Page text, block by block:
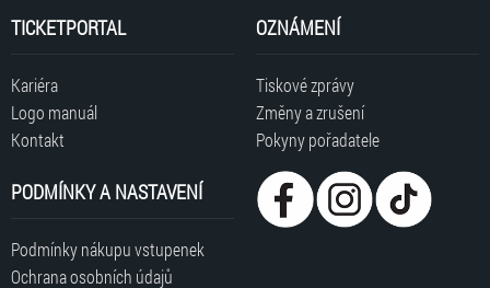
TICKETPORTAL
Kariéra
Logo manuál
Kontakt
OZNÁMENÍ
Tiskové zprávy
Změny a zrušení
Pokyny pořadatele
PODMÍNKY A NASTAVENÍ
Podmínky nákupu vstupenek
Ochrana osobních údajů